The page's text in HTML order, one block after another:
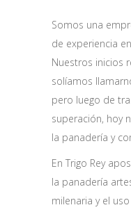
Somos una
de experiencia
Nuestros inicios
solíamos
pero luego de
superación, hoy
la panadería y
En Trigo Rey
la panadería
milenaria y el